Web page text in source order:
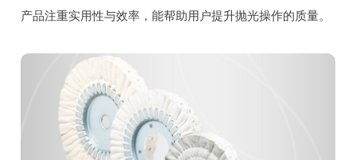
产品注重实用性与效率，能帮助用户提升抛光操作的质量。